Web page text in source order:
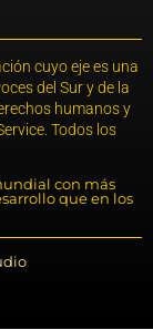
cuyo eje es una
del Sur y de la
humanos y
Todos los
con más
que en los